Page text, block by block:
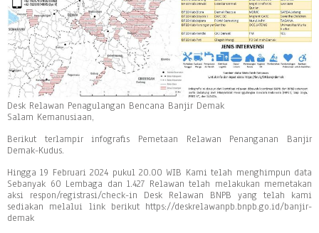
Desk Relawan Penagulangan Bencana Banjir Demak
Salam Kemanusiaan,
Berikut terlampir infografis Pemetaan Relawan Penanganan Banjir
Demak-Kudus.
Hingga 19 Februari 2024 pukul 20.00 WIB Kami telah menghimpun data
Sebanyak 60 Lembaga dan 1.427 Relawan telah melakukan memetakan
aksi respon/registrasi/check-in Desk Relawan BNPB yang telah kami
sediakan melalui link berikut https://deskrelawanpb.bnpb.go.id/banjir-
demak